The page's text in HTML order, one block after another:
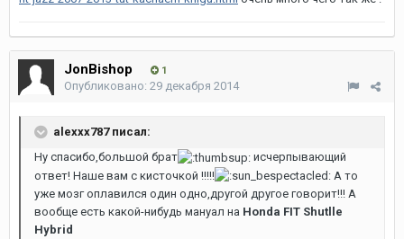
JonBishop 1
Опубликовано: 29 декабря 2014
alexxx787 писал:
Ну спасибо,большой брат
исчерпывающий
ответ! Наше вам с кисточкой !!!!!
А то
уже мозг оплавился один одно,другой другое говорит!!! А
вообще есть какой-нибудь мануал на Honda FIT Shutlle
Hybrid